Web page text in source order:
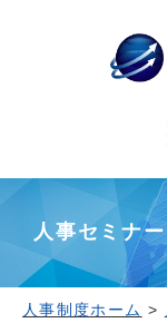
人事セミナー
人事制度ホーム >